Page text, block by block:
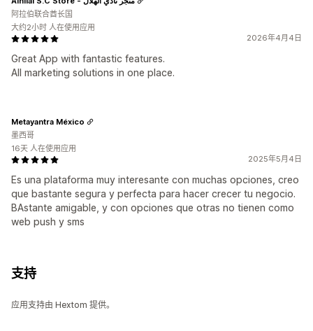
2026年4月4日
Great App with fantastic features.
All marketing solutions in one place.
阿拉伯联合酋长国
大约2小时 人在使用应用
2025年5月4日
Es una plataforma muy interesante con muchas opciones, creo
que bastante segura y perfecta para hacer crecer tu negocio.
BAstante amigable, y con opciones que otras no tienen como
web push y sms
Metayantra México
墨西哥
16天 人在使用应用
支持
应用支持由 Hextom 提供。